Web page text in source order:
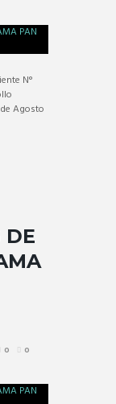
N°
Agosto
DE
0
0